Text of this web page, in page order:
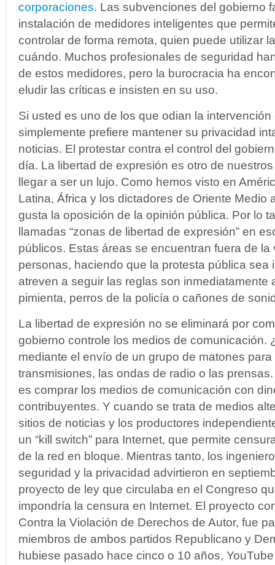
corporaciones. Las subvenciones del gobierno
instalación de medidores inteligentes que
controlar de forma remota, quien puede utilizar
cuándo. Muchos profesionales de seguridad
de estos medidores, pero la burocracia ha
eludir las críticas e insisten en su uso.
Si usted es uno de los que odian la
simplemente prefiere mantener su privacidad
noticias. El protestar contra el control del
día. La libertad de expresión es otro de
llegar a ser un lujo. Como hemos visto en
Latina, África y los dictadores de Oriente Medio
gusta la oposición de la opinión pública. Por lo
llamadas “zonas de libertad de expresión” en
públicos. Estas áreas se encuentran fuera de la
personas, haciendo que la protesta pública sea
atreven a seguir las reglas son inmediatamente
pimienta, perros de la policía o cañones de
La libertad de expresión no se eliminará por
gobierno controle los medios de comunicación.
mediante el envío de un grupo de matones
transmisiones, las ondas de radio o las
es comprar los medios de comunicación con
contribuyentes. Y cuando se trata de medios
sitios de noticias y los productores
un “kill switch” para Internet, que permite
de la red en bloque. Mientras tanto, los
seguridad y la privacidad advirtieron en
proyecto de ley que circulaba en el Congreso
impondría la censura en Internet. El proyecto
Contra la Violación de Derechos de Autor, fue
miembros de ambos partidos Republicano y
hubiese pasado hace cinco o 10 años,